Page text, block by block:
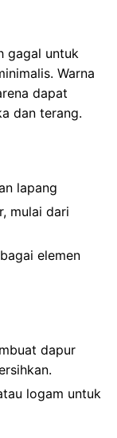
gagal untuk
Warna
dapat
dan terang.
lapang
mulai dari
elemen
dapur
logam untuk